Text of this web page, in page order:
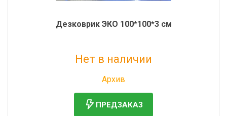
Дезковрик ЭКО 100*100*3 см
Нет в наличии
Архив
ПРЕДЗАКАЗ